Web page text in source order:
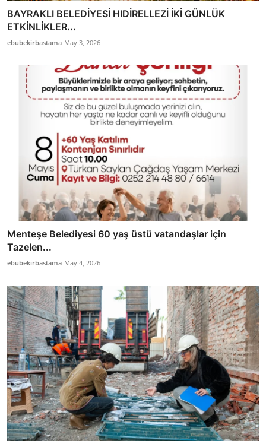
BAYRAKLI BELEDİYESİ HIDİRELLEZİ İKİ GÜNLÜK
ETKİNLİKLER...
ebubekirbastama May 3, 2026
Menteşe Belediyesi 60 yaş üstü vatandaşlar için
Tazelen...
ebubekirbastama May 4, 2026